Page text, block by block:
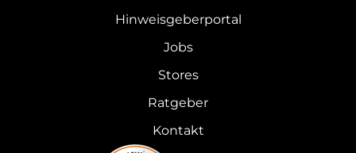
Hinweisgeberportal
Jobs
Stores
Ratgeber
Kontakt